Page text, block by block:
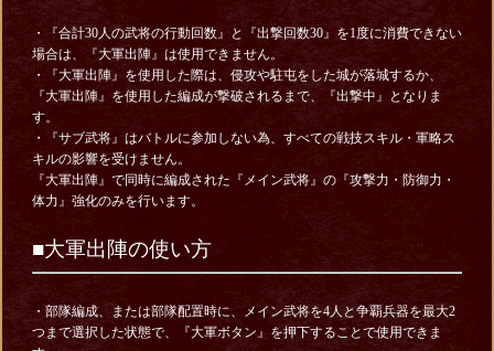
・『合計30人の武将の行動回数』と『出撃回数30』を1度に消費できない
場合は、『大軍出陣』は使用できません。
・『大軍出陣』を使用した際は、侵攻や駐屯をした城が落城するか、
『大軍出陣』を使用した編成が撃破されるまで、『出撃中』となりま
す。
・『サブ武将』はバトルに参加しない為、すべての戦技スキル・軍略ス
キルの影響を受けません。
『大軍出陣』で同時に編成された『メイン武将』の『攻撃力・防御力・
体力』強化のみを行います。
■大軍出陣の使い方
・部隊編成、または部隊配置時に、メイン武将を4人と争覇兵器を最大2
つまで選択した状態で、『大軍ボタン』を押下することで使用できま